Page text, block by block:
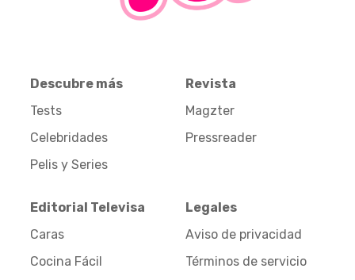
Descubre más
Tests
Celebridades
Pelis y Series
Revista
Magzter
Pressreader
Editorial Televisa
Caras
Cocina Fácil
Legales
Aviso de privacidad
Términos de servicio